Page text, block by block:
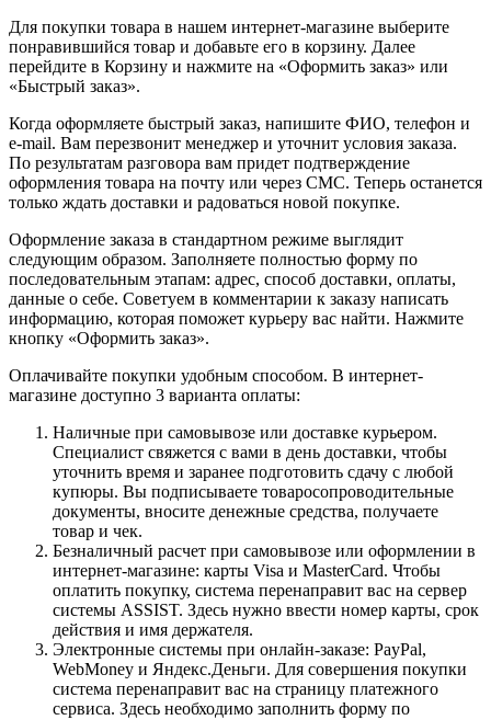
Для покупки товара в нашем интернет-магазине выберите
понравившийся товар и добавьте его в корзину. Далее
перейдите в Корзину и нажмите на «Оформить заказ» или
«Быстрый заказ».
Когда оформляете быстрый заказ, напишите ФИО, телефон и
e-mail. Вам перезвонит менеджер и уточнит условия заказа.
По результатам разговора вам придет подтверждение
оформления товара на почту или через СМС. Теперь останется
только ждать доставки и радоваться новой покупке.
Оформление заказа в стандартном режиме выглядит
следующим образом. Заполняете полностью форму по
последовательным этапам: адрес, способ доставки, оплаты,
данные о себе. Советуем в комментарии к заказу написать
информацию, которая поможет курьеру вас найти. Нажмите
кнопку «Оформить заказ».
Оплачивайте покупки удобным способом. В интернет-
магазине доступно 3 варианта оплаты:
Наличные при самовывозе или доставке курьером.
Специалист свяжется с вами в день доставки, чтобы
уточнить время и заранее подготовить сдачу с любой
купюры. Вы подписываете товаросопроводительные
документы, вносите денежные средства, получаете
товар и чек.
Безналичный расчет при самовывозе или оформлении в
интернет-магазине: карты Visa и MasterCard. Чтобы
оплатить покупку, система перенаправит вас на сервер
системы ASSIST. Здесь нужно ввести номер карты, срок
действия и имя держателя.
Электронные системы при онлайн-заказе: PayPal,
WebMoney и Яндекс.Деньги. Для совершения покупки
система перенаправит вас на страницу платежного
сервиса. Здесь необходимо заполнить форму по